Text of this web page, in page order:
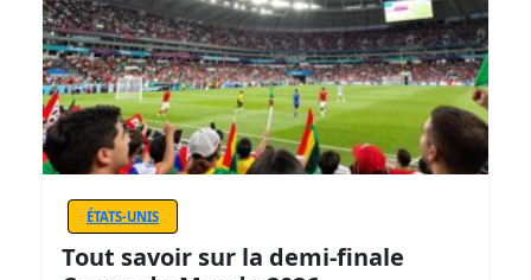
ÉTATS-UNIS
Tout savoir sur la demi-finale